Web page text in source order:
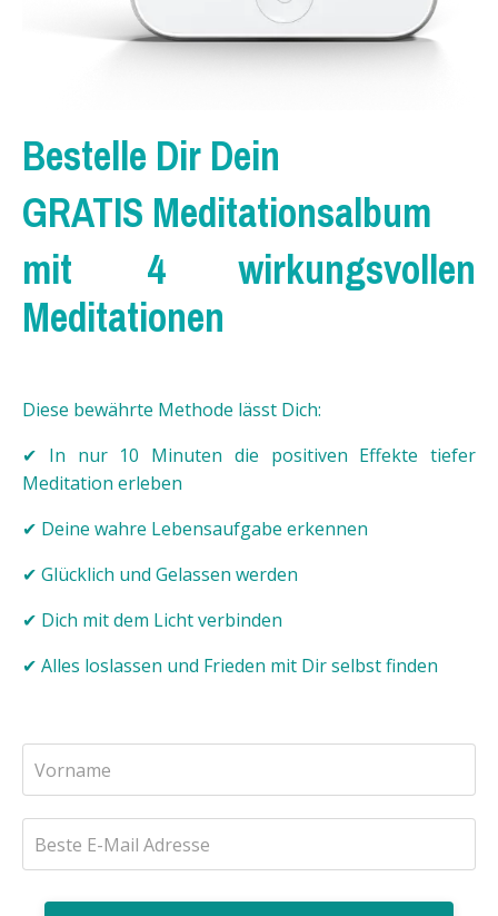
Bestelle Dir Dein
GRATIS Meditationsalbum
mit 4 wirkungsvollen
Meditationen
Diese bewährte Methode lässt Dich:
✔ In nur 10 Minuten die positiven Effekte tiefer
Meditation erleben
✔ Deine wahre Lebensaufgabe erkennen
✔ Glücklich und Gelassen werden
✔ Dich mit dem Licht verbinden
✔ Alles loslassen und Frieden mit Dir selbst finden